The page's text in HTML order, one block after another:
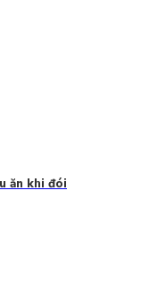
ăn khi đói